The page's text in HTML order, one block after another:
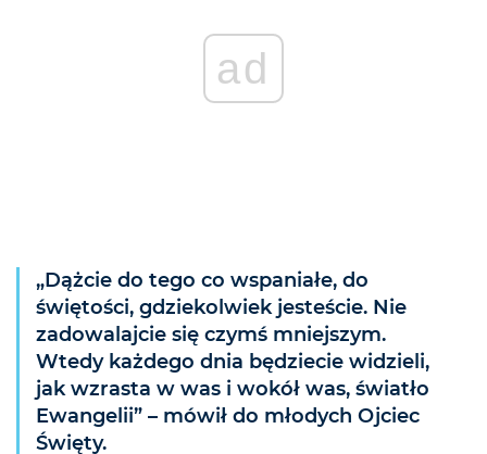
ad
„Dążcie do tego co wspaniałe, do
świętości, gdziekolwiek jesteście. Nie
zadowalajcie się czymś mniejszym.
Wtedy każdego dnia będziecie widzieli,
jak wzrasta w was i wokół was, światło
Ewangelii” – mówił do młodych Ojciec
Święty.